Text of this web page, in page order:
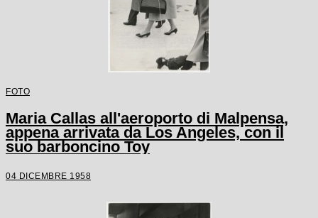
FOTO
Maria Callas all'aeroporto di Malpensa,
appena arrivata da Los Angeles, con il
suo barboncino Toy
04 DICEMBRE 1958